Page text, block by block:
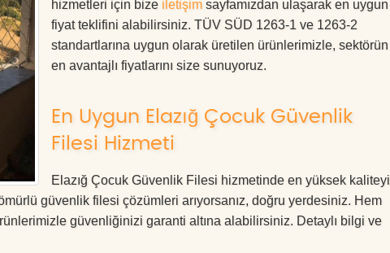
hizmetleri için bize iletişim sayfamızdan ulaşarak en uygun
fiyat teklifini alabilirsiniz. TÜV SÜD 1263-1 ve 1263-2
standartlarına uygun olarak üretilen ürünlerimizle, sektörün
en avantajlı fiyatlarını size sunuyoruz.
En Uygun Elazığ Çocuk Güvenlik
Filesi Hizmeti
Elazığ Çocuk Güvenlik Filesi hizmetinde en yüksek kaliteyi
güvenlik filesi çözümleri arıyorsanız, doğru yerdesiniz. Hem
güvenliğinizi garanti altına alabilirsiniz. Detaylı bilgi ve